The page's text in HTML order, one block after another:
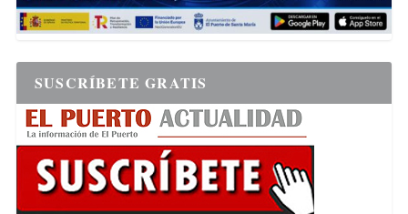
SUSCRÍBETE GRATIS